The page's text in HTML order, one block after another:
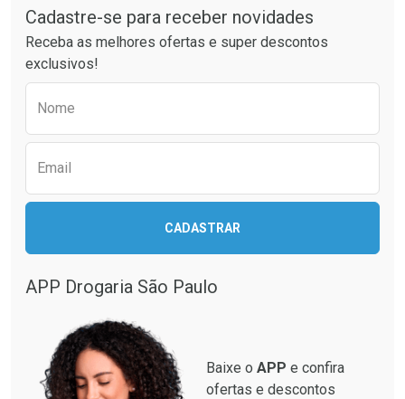
Cadastre-se para receber novidades
Receba as melhores ofertas e super descontos
exclusivos!
Nome
Email
CADASTRAR
APP Drogaria São Paulo
Baixe o APP e confira
ofertas e descontos